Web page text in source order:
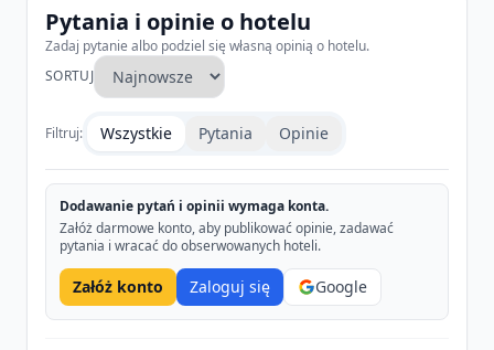
Wyżywienie
Obiekt oferuje apartamenty z aneksami
kuchennymi.
Atrakcje
oraz Muzeum Soli. Na terenie obiektu
dostępny jest minigolf.
Plaża
Obiekt oddalony jest o 200 m od piaszczystej
plaży Caleta de Fuste.
Pytania i opinie o hotelu
Zadaj pytanie albo podziel się własną opinią o hotelu.
SORTUJ
Filtruj: Wszystkie Pytania Opinie
Dodawanie pytań i opinii wymaga konta.
Załóż darmowe konto, aby publikować opinie, zadawać
pytania i wracać do obserwowanych hoteli.
Załóż konto Zaloguj się Google